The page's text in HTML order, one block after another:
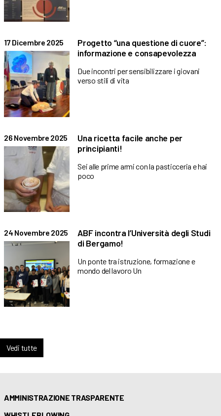
17 Dicembre 2025
Progetto “una questione di cuore”:
informazione e consapevolezza
Due incontri per sensibilizzare i giovani
verso stili di vita
26 Novembre 2025
Una ricetta facile anche per
principianti!
Sei alle prime armi con la pasticceria e hai
poco
24 Novembre 2025
ABF incontra l’Università degli Studi
di Bergamo!
Un ponte tra istruzione, formazione e
mondo del lavoro Un
Vedi tutte
AMMINISTRAZIONE TRASPARENTE